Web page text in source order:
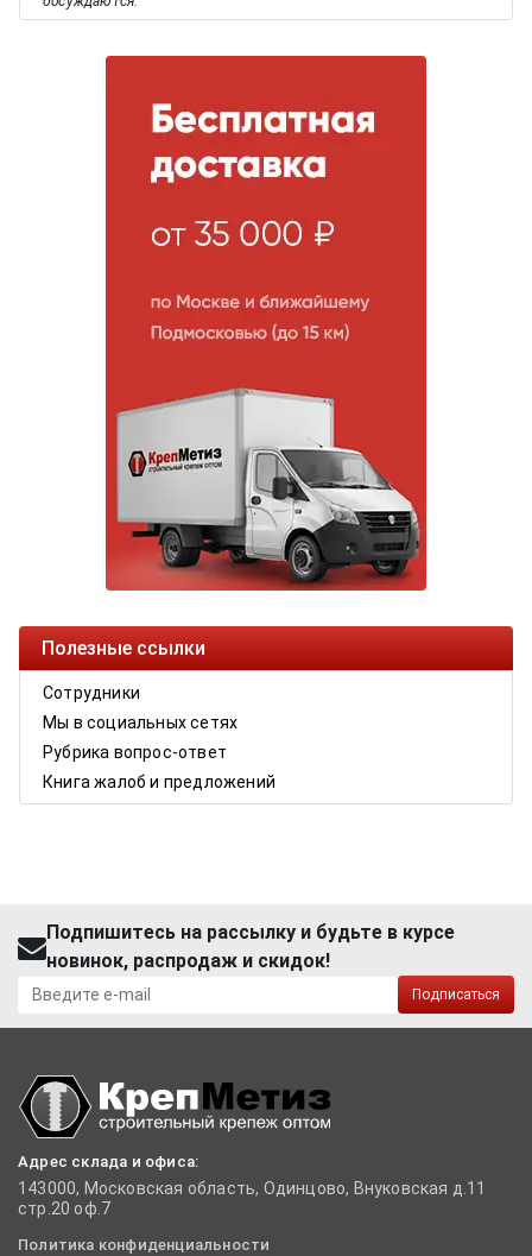
Полезные ссылки
Сотрудники
Мы в социальных сетях
Рубрика вопрос-ответ
Книга жалоб и предложений
Подпишитесь на рассылку и будьте в курсе
новинок, распродаж и скидок!
Подписаться
Адрес склада и офиса:
143000, Московская область, Одинцово, Внуковская д.11
стр.20 оф.7
Политика конфиденциальности